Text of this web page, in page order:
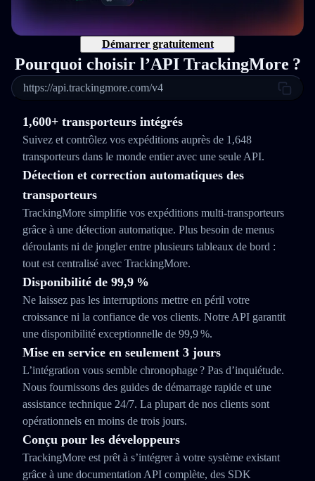
Démarrer gratuitement
Pourquoi choisir l’API TrackingMore ?
https://api.trackingmore.com/v4
1,600+ transporteurs intégrés
Suivez et contrôlez vos expéditions auprès de 1,648
transporteurs dans le monde entier avec une seule API.
Détection et correction automatiques des
transporteurs
TrackingMore simplifie vos expéditions multi‑transporteurs
grâce à une détection automatique. Plus besoin de menus
déroulants ni de jongler entre plusieurs tableaux de bord :
tout est centralisé avec TrackingMore.
Disponibilité de 99,9 %
Ne laissez pas les interruptions mettre en péril votre
croissance ni la confiance de vos clients. Notre API garantit
une disponibilité exceptionnelle de 99,9 %.
Mise en service en seulement 3 jours
L’intégration vous semble chronophage ? Pas d’inquiétude.
Nous fournissons des guides de démarrage rapide et une
assistance technique 24/7. La plupart de nos clients sont
opérationnels en moins de trois jours.
Conçu pour les développeurs
TrackingMore est prêt à s’intégrer à votre système existant
grâce à une documentation API complète, des SDK